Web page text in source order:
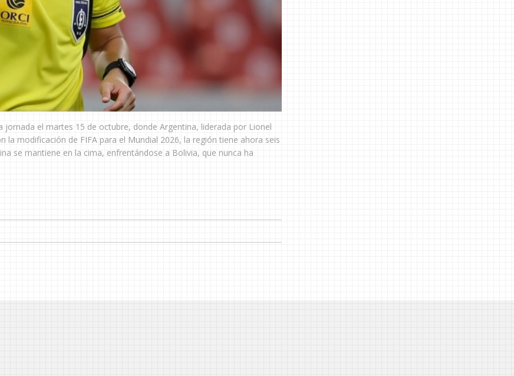
el martes 15 de octubre, donde Argentina, liderada por Lionel
la modificación de FIFA para el Mundial 2026, la región tiene ahora seis
se mantiene en la cima, enfrentándose a Bolivia, que nunca ha